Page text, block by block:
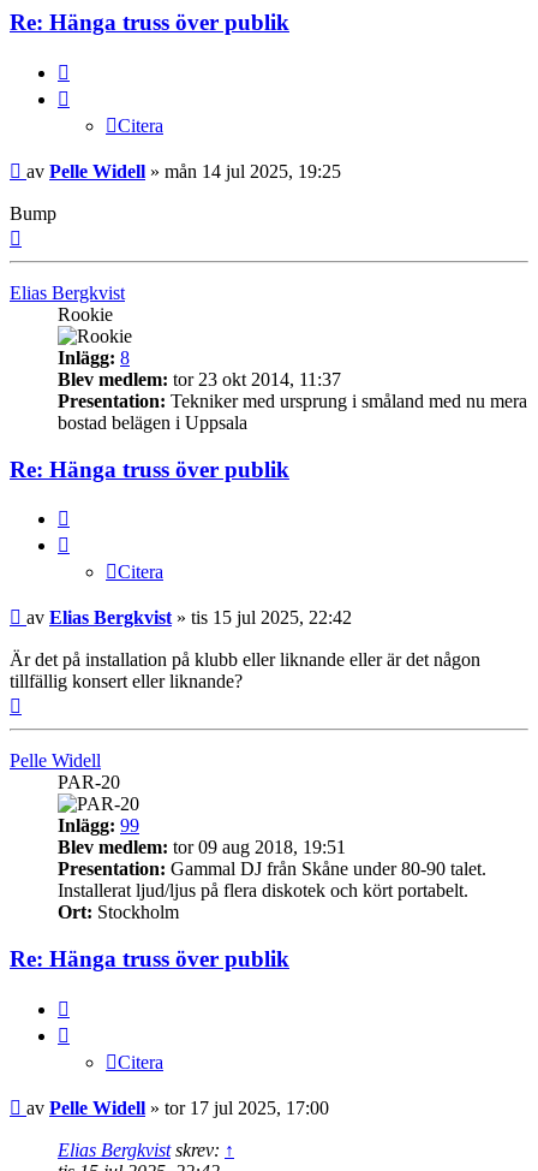
Re: Hänga truss över publik
Citera
Inlägg
av Pelle Widell » mån 14 jul 2025, 19:25
Bump
Elias Bergkvist
Rookie
Inlägg: 8
Blev medlem: tor 23 okt 2014, 11:37
Presentation: Tekniker med ursprung i småland med nu mera
bostad belägen i Uppsala
Re: Hänga truss över publik
Citera
Inlägg
av Elias Bergkvist » tis 15 jul 2025, 22:42
Är det på installation på klubb eller liknande eller är det någon
tillfällig konsert eller liknande?
Pelle Widell
PAR-20
Inlägg: 99
Blev medlem: tor 09 aug 2018, 19:51
Presentation: Gammal DJ från Skåne under 80-90 talet.
Installerat ljud/ljus på flera diskotek och kört portabelt.
Ort: Stockholm
Re: Hänga truss över publik
Citera
Inlägg
av Pelle Widell » tor 17 jul 2025, 17:00
Elias Bergkvistskrev: ↑